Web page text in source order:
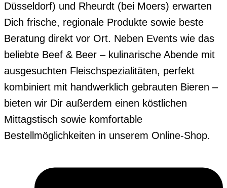
Düsseldorf) und Rheurdt (bei Moers) erwarten
Dich frische, regionale Produkte sowie beste
Beratung direkt vor Ort. Neben Events wie das
beliebte Beef & Beer – kulinarische Abende mit
ausgesuchten Fleischspezialitäten, perfekt
kombiniert mit handwerklich gebrauten Bieren –
bieten wir Dir außerdem einen köstlichen
Mittagstisch sowie komfortable
Bestellmöglichkeiten in unserem Online-Shop.